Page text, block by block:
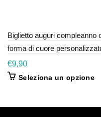
Biglietto auguri compleanno
forma di cuore
€9,90
Seleziona un opzione